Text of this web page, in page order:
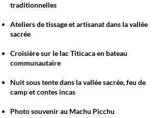
traditionnelles
Ateliers de tissage et artisanat dans la vallée
sacrée
Croisière sur le lac Titicaca en bateau
communautaire
Nuit sous tente dans la vallée sacrée, feu de
camp et contes incas
Photo souvenir au Machu Picchu